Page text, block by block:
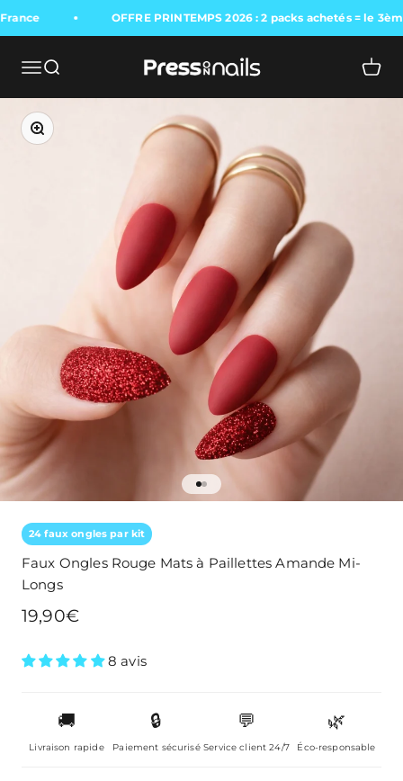
OFFRE PRINTEMPS 2026 : 2 packs achetés = le
Ouvrir la navigation
Ouvrir la recherche
Press On Nails
Voir
Zoomer sur l'image
Aller à l'élément 1
Aller à l'élément 2
24 faux ongles par kit
Faux Ongles Rouge Mats à Paillettes Amande Mi-
Longs
Prix de vente
19,90€
8 avis
🚚
Livraison rapide
🔒
Paiement sécurisé
💬
Service client 24/7
🌿
Éco-responsable